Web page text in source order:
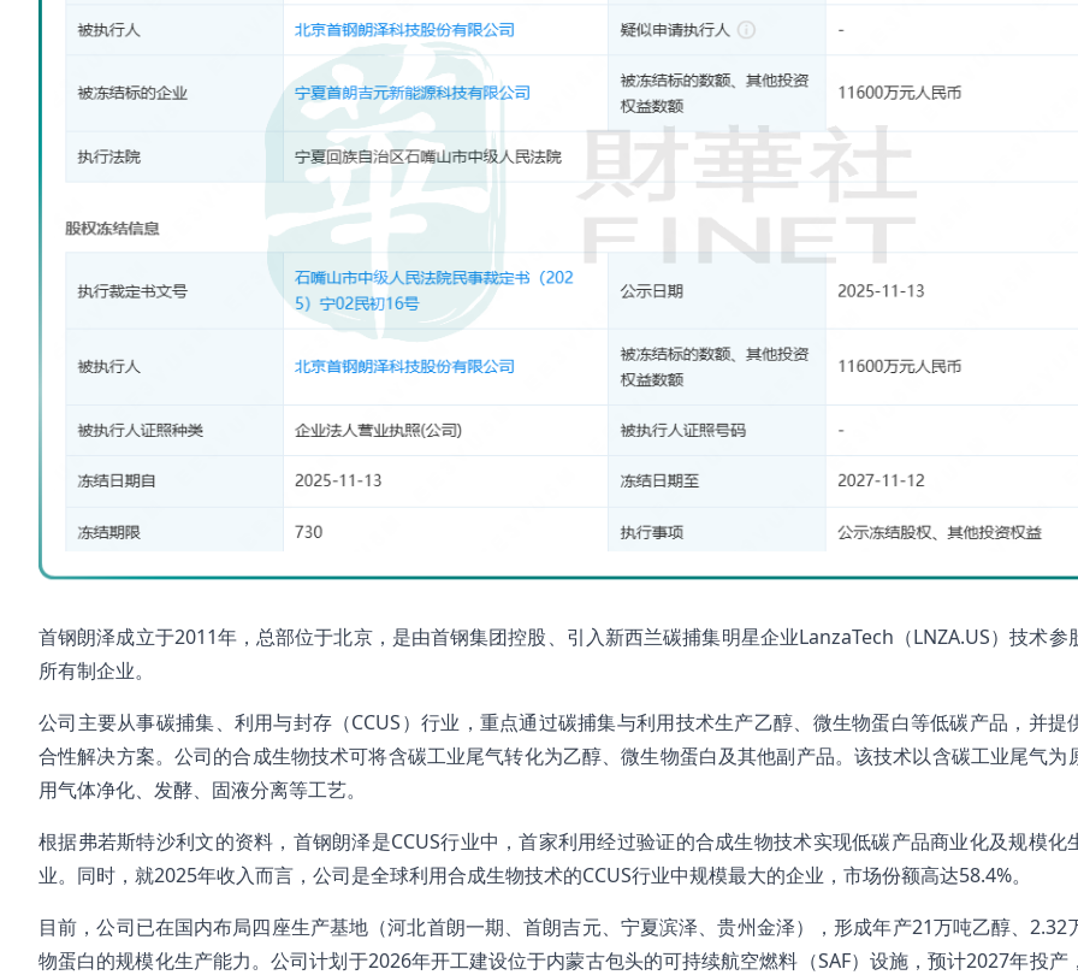
首钢朗泽成立于2011年，总部位于北京，是由首钢集团控股、引入新西兰碳捕集明星企业LanzaTech（LNZA.US）技术参
所有制企业。
公司主要从事碳捕集、利用与封存（CCUS）行业，重点通过碳捕集与利用技术生产乙醇、微生物蛋白等低碳产品，并提
合性解决方案。公司的合成生物技术可将含碳工业尾气转化为乙醇、微生物蛋白及其他副产品。该技术以含碳工业尾气为
用气体净化、发酵、固液分离等工艺。
根据弗若斯特沙利文的资料，首钢朗泽是CCUS行业中，首家利用经过验证的合成生物技术实现低碳产品商业化及规模化
业。同时，就2025年收入而言，公司是全球利用合成生物技术的CCUS行业中规模最大的企业，市场份额高达58.4%。
目前，公司已在国内布局四座生产基地（河北首朗一期、首朗吉元、宁夏滨泽、贵州金泽），形成年产21万吨乙醇、2.32
物蛋白的规模化生产能力。公司计划于2026年开工建设位于内蒙古包头的可持续航空燃料（SAF）设施，预计2027年投产